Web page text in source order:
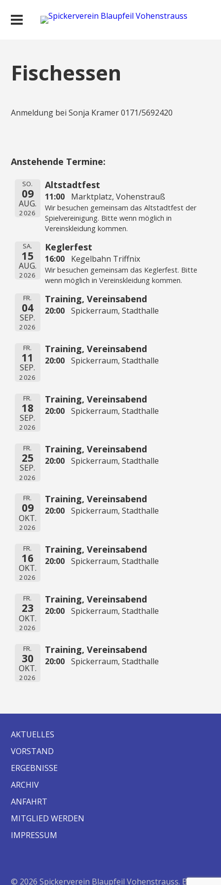
Fischessen
Anmeldung bei Sonja Kramer 0171/5692420
Anstehende Termine:
SO.
09
AUG.
2026
Altstadtfest
11:00 Marktplatz, Vohenstrauß
Wir besuchen gemeinsam das Altstadtfest der
Spielvereinigung. Bitte wenn möglich in
Vereinskleidung kommen.
SA.
15
AUG.
2026
Keglerfest
16:00 Kegelbahn Triffnix
Wir besuchen gemeinsam das Keglerfest. Bitte
wenn möglich in Vereinskleidung kommen.
FR.
04
SEP.
2026
Training, Vereinsabend
20:00 Spickerraum, Stadthalle
FR.
11
SEP.
2026
Training, Vereinsabend
20:00 Spickerraum, Stadthalle
FR.
18
SEP.
2026
Training, Vereinsabend
20:00 Spickerraum, Stadthalle
FR.
25
SEP.
2026
Training, Vereinsabend
20:00 Spickerraum, Stadthalle
FR.
09
OKT.
2026
Training, Vereinsabend
20:00 Spickerraum, Stadthalle
FR.
16
OKT.
2026
Training, Vereinsabend
20:00 Spickerraum, Stadthalle
FR.
23
OKT.
2026
Training, Vereinsabend
20:00 Spickerraum, Stadthalle
FR.
30
OKT.
2026
Training, Vereinsabend
20:00 Spickerraum, Stadthalle
AKTUELLES
VORSTAND
ERGEBNISSE
ARCHIV
ANFAHRT
MITGLIED WERDEN
IMPRESSUM
© 2026 Spickerverein Blaupfeil Vohenstrauss. Bento